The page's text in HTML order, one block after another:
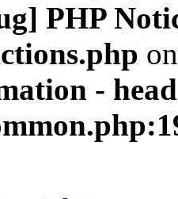
PHP
-